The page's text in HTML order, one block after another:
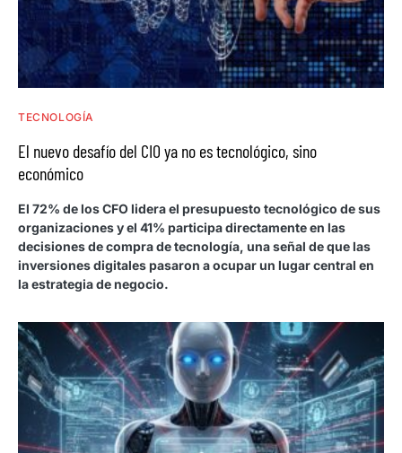
TECNOLOGÍA
El nuevo desafío del CIO ya no es tecnológico, sino
económico
El 72% de los CFO lidera el presupuesto tecnológico de sus
organizaciones y el 41% participa directamente en las
decisiones de compra de tecnología, una señal de que las
inversiones digitales pasaron a ocupar un lugar central en
la estrategia de negocio.